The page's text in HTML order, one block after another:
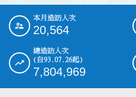
::: 本月造訪人次
20,564
總造訪人次
(自93.07.26起)
7,804,969